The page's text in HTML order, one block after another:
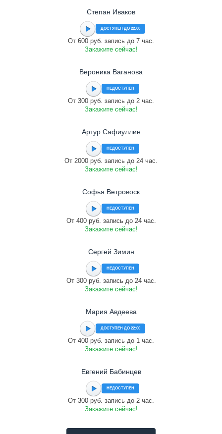
Степан Иваков
ДОСТУПЕН ДО 22:00
От 600 руб. запись до 7 час.
Закажите сейчас!
Вероника Ваганова
НЕДОСТУПЕН
От 300 руб. запись до 2 час.
Закажите сейчас!
Артур Сафиуллин
НЕДОСТУПЕН
От 2000 руб. запись до 24 час.
Закажите сейчас!
Софья Ветровоск
НЕДОСТУПЕН
От 400 руб. запись до 24 час.
Закажите сейчас!
Сергей Зимин
НЕДОСТУПЕН
От 300 руб. запись до 24 час.
Закажите сейчас!
Мария Авдеева
ДОСТУПЕН ДО 22:00
От 400 руб. запись до 1 час.
Закажите сейчас!
Евгений Бабинцев
НЕДОСТУПЕН
От 300 руб. запись до 2 час.
Закажите сейчас!